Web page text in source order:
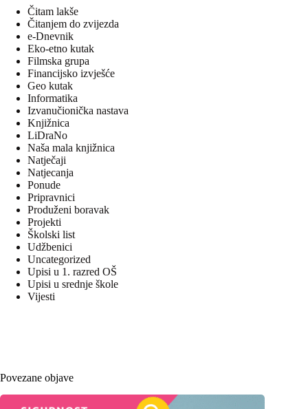
Čitam lakše
Čitanjem do zvijezda
e-Dnevnik
Eko-etno kutak
Filmska grupa
Financijsko izvješće
Geo kutak
Informatika
Izvanučionička nastava
Knjižnica
LiDraNo
Naša mala knjižnica
Natječaji
Natjecanja
Ponude
Pripravnici
Produženi boravak
Projekti
Školski list
Udžbenici
Uncategorized
Upisi u 1. razred OŠ
Upisi u srednje škole
Vijesti
Povezane objave